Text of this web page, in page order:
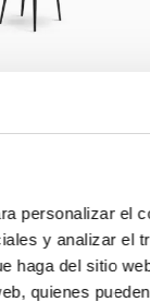
personalizar el
y analizar el
haga del sitio
quienes